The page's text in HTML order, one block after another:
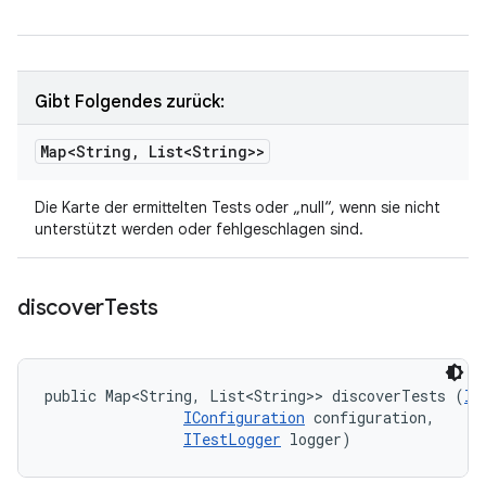
Gibt Folgendes zurück:
Map<String , List<String>>
Die Karte der ermittelten Tests oder „null“, wenn sie nicht
unterstützt werden oder fehlgeschlagen sind.
discoverTests
public Map<String, List<String>> discoverTests (
IConfiguration configuration,
ITestLogger logger)